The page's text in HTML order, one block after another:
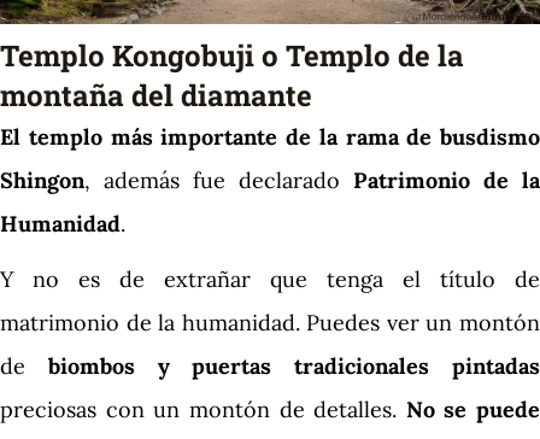
Templo Kongobuji o Templo de la
montaña del diamante
El templo más importante de la rama de busdismo
Shingon, además fue declarado Patrimonio de la
Humanidad.
Y no es de extrañar que tenga el título de
matrimonio de la humanidad. Puedes ver un montón
de biombos y puertas tradicionales pintadas
preciosas con un montón de detalles. No se puede